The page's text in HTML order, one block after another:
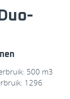
500 m3
1296